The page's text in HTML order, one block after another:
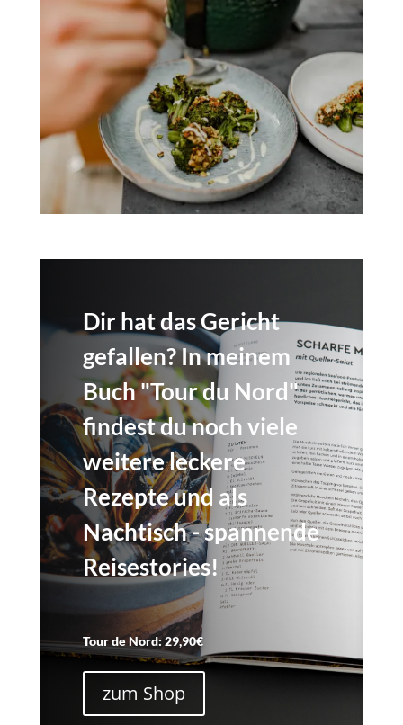
Dir hat das Gericht
gefallen? In meinem
Buch "Tour du Nord"
findest du noch viele
weitere leckere
Rezepte und als
Nachtisch - spannende
Reisestories!
Tour de Nord: 29,90€
zum Shop